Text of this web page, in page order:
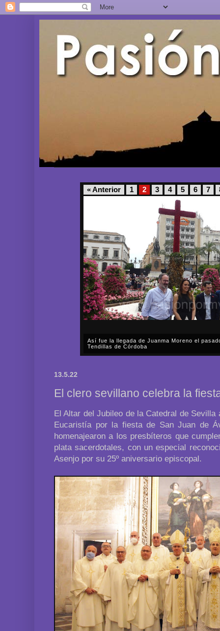
« Anterior 1 2 3 4 5 6 7
Así fue la llegada de Juanma Moreno el
Tendillas de Córdoba
13.5.22
El clero sevillano celebra la
El Altar del Jubileo de la Catedral de
Eucaristía por la fiesta de San Juan de
homenajearon a los presbíteros que
plata sacerdotales, con un especial
Asenjo por su 25º aniversario episcopal.